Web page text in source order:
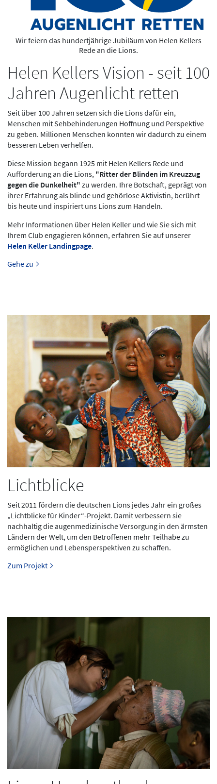
Helen Kellers Vision - seit 100
Jahren Augenlicht retten
Seit über 100 Jahren setzen sich die Lions dafür ein,
Menschen mit Sehbehinderungen Hoffnung und Perspektive
zu geben. Millionen Menschen konnten wir dadurch zu einem
besseren Leben verhelfen.
Diese Mission begann 1925 mit Helen Kellers Rede und
Aufforderung an die Lions, "Ritter der Blinden im Kreuzzug
gegen die Dunkelheit" zu werden. Ihre Botschaft, geprägt von
ihrer Erfahrung als blinde und gehörlose Aktivistin, berührt
bis heute und inspiriert uns Lions zum Handeln.
Mehr Informationen über Helen Keller und wie Sie sich mit
Ihrem Club engagieren können, erfahren Sie auf unserer
Helen Keller Landingpage.
Gehe zu
Wir feiern das hundertjährige Jubiläum von Helen Kellers
Rede an die Lions.
Lichtblicke
Seit 2011 fördern die deutschen Lions jedes Jahr ein großes
„Lichtblicke für Kinder“-Projekt. Damit verbessern sie
nachhaltig die augenmedizinische Versorgung in den ärmsten
Ländern der Welt, um den Betroffenen mehr Teilhabe zu
ermöglichen und Lebensperspektiven zu schaffen.
Zum Projekt